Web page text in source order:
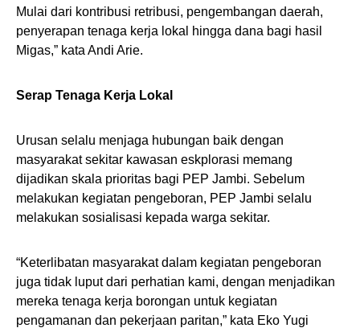
Mulai dari kontribusi retribusi, pengembangan daerah,
penyerapan tenaga kerja lokal hingga dana bagi hasil
Migas,” kata Andi Arie.
Serap Tenaga Kerja Lokal
Urusan selalu menjaga hubungan baik dengan
masyarakat sekitar kawasan eskplorasi memang
dijadikan skala prioritas bagi PEP Jambi. Sebelum
melakukan kegiatan pengeboran, PEP Jambi selalu
melakukan sosialisasi kepada warga sekitar.
“Keterlibatan masyarakat dalam kegiatan pengeboran
juga tidak luput dari perhatian kami, dengan menjadikan
mereka tenaga kerja borongan untuk kegiatan
pengamanan dan pekerjaan paritan,” kata Eko Yugi